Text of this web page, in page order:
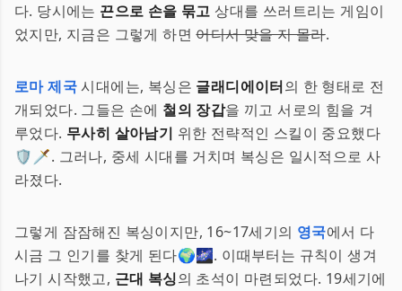
다. 당시에는 끈으로 손을 묶고 상대를 쓰러트리는 게임이
었지만, 지금은 그렇게 하면어디서 맞을 지 몰라.
로마 제국시대에는, 복싱은 글래디에이터의 한 형태로 전
개되었다. 그들은 손에 철의 장갑을 끼고 서로의 힘을 겨
루었다. 무사히 살아남기 위한 전략적인 스킬이 중요했다
🛡️🗡️. 그러나, 중세 시대를 거치며 복싱은 일시적으로 사
라졌다.
그렇게 잠잠해진 복싱이지만, 16~17세기의 영국에서 다
시금 그 인기를 찾게 된다🌍🌌. 이때부터는 규칙이 생겨
나기 시작했고, 근대 복싱의 초석이 마련되었다. 19세기에